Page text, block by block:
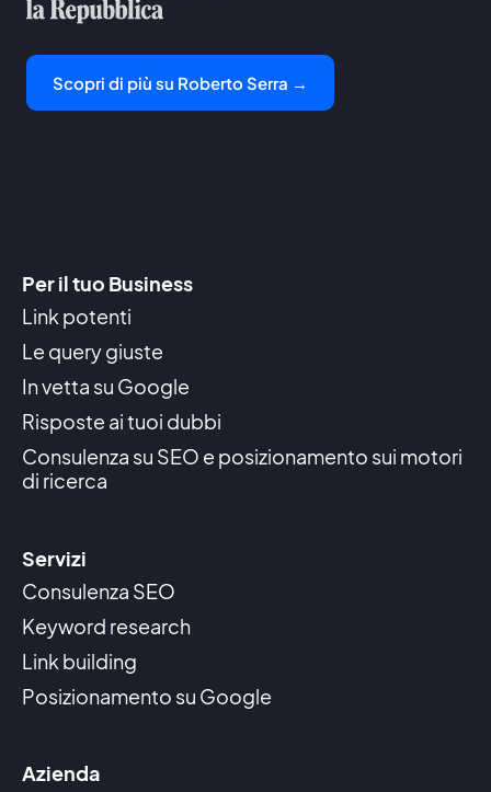
Scopri di più su Roberto Serra →
Per il tuo Business
Link potenti
Le query giuste
In vetta su Google
Risposte ai tuoi dubbi
Consulenza su SEO e posizionamento sui motori
di ricerca
Servizi
Consulenza SEO
Keyword research
Link building
Posizionamento su Google
Azienda